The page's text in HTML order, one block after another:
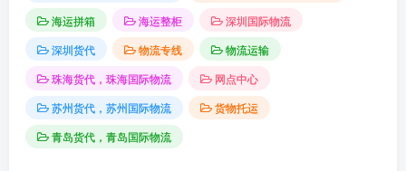
海运拼箱
海运整柜
深圳国际物流
深圳货代
物流专线
物流运输
珠海货代，珠海国际物流
网点中心
苏州货代，苏州国际物流
货物托运
青岛货代，青岛国际物流